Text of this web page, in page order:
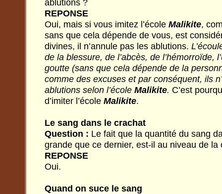
ablutions ?
REPONSE
Oui, mais si vous imitez l’école Malikite,
sans que cela dépende de vous, est
divines, il n’annule pas les ablutions.
de la blessure, de l’abcès, de l’hémorroïde,
goutte (sans que cela dépende de la
comme des excuses et par conséquent, ils
ablutions selon l’école Malikite. C’est
d’imiter l’école Malikite.
Le sang dans le crachat
Question : Le fait que la quantité du sang
grande que ce dernier, est-il au niveau de la
REPONSE
Oui.
Quand on suce le sang